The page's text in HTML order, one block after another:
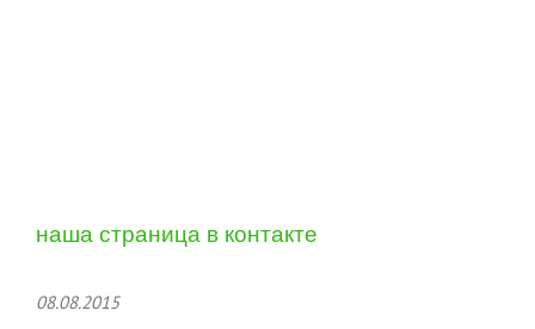
наша страница в контакте
08.08.2015